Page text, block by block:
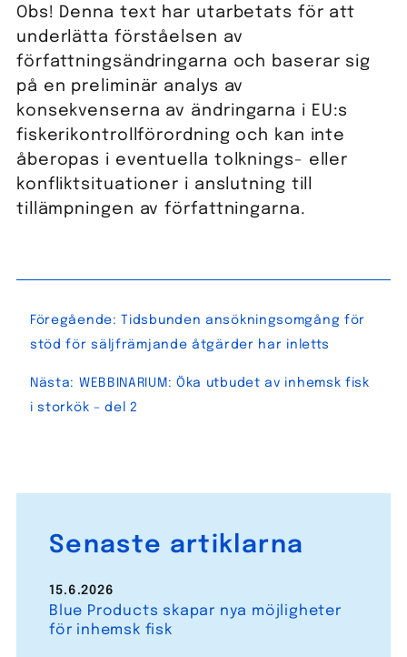
Obs! Denna text har utarbetats för att
underlätta förståelsen av
författningsändringarna och baserar sig
på en preliminär analys av
konsekvenserna av ändringarna i EU:s
fiskerikontrollförordning och kan inte
åberopas i eventuella tolknings- eller
konfliktsituationer i anslutning till
tillämpningen av författningarna.
Inläggsnavigering
Föregående: Tidsbunden ansökningsomgång för
stöd för säljfrämjande åtgärder har inletts
Nästa: WEBBINARIUM: Öka utbudet av inhemsk fisk
i storkök – del 2
Senaste artiklarna
Blue Products skapar nya möjligheter
för inhemsk fisk
15.6.2026